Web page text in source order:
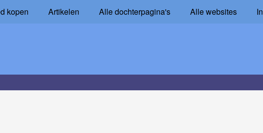
kopen Artikelen Alle dochterpagina's Alle websites